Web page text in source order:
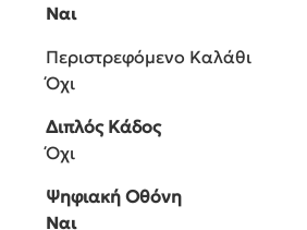
Ναι
Περιστρεφόμενο Καλάθι
Όχι
Διπλός Κάδος
Όχι
Ψηφιακή Οθόνη
Ναι